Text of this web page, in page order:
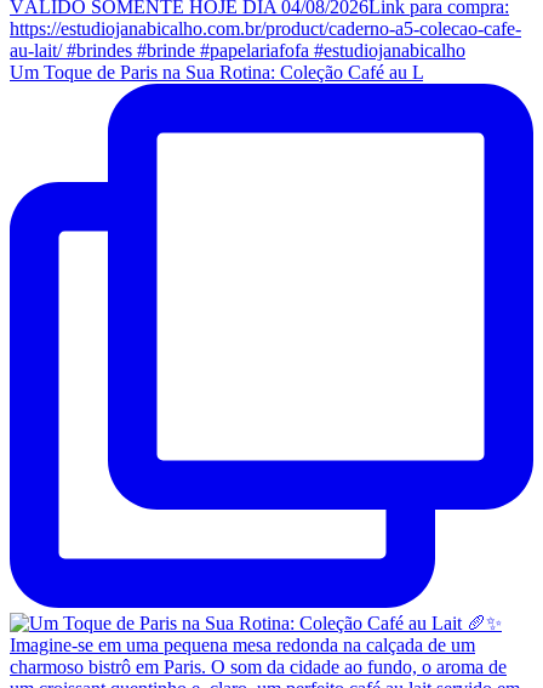
Um Toque de Paris na Sua Rotina: Coleção Café au L